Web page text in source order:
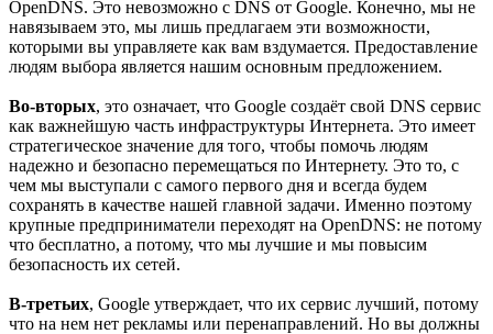
OpenDNS. Это невозможно с DNS от Google. Конечно, мы не
навязываем это, мы лишь предлагаем эти возможности,
которыми вы управляете как вам вздумается. Предоставление
людям выбора является нашим основным предложением.
Во-вторых, это означает, что Google создаёт свой DNS сервис
как важнейшую часть инфраструктуры Интернета. Это имеет
стратегическое значение для того, чтобы помочь людям
надежно и безопасно перемещаться по Интернету. Это то, с
чем мы выступали с самого первого дня и всегда будем
сохранять в качестве нашей главной задачи. Именно поэтому
крупные предприниматели переходят на OpenDNS: не потому
что бесплатно, а потому, что мы лучшие и мы повысим
безопасность их сетей.
В-третьих, Google утверждает, что их сервис лучший, потому
что на нем нет рекламы или перенаправлений. Но вы должны